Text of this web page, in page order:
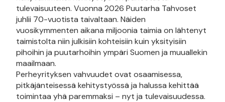
tulevaisuuteen. Vuonna 2026 Puutarha Tahvoset
juhlii 70-vuotista taivaltaan. Näiden
vuosikymmenten aikana miljoonia taimia on lähtenyt
taimistolta niin julkisiin kohteisiin kuin yksityisiin
pihoihin ja puutarhoihin ympäri Suomen ja muuallekin
maailmaan.
Perheyrityksen vahvuudet ovat osaamisessa,
pitkäjänteisessä kehitystyössä ja halussa kehittää
toimintaa yhä paremmaksi – nyt ja tulevaisuudessa.